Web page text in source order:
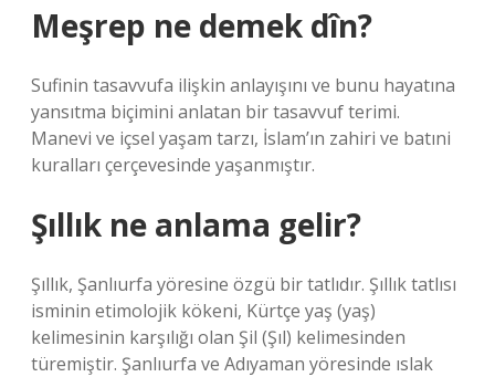
Meşrep ne demek dîn?
Sufinin tasavvufa ilişkin anlayışını ve bunu hayatına
yansıtma biçimini anlatan bir tasavvuf terimi.
Manevi ve içsel yaşam tarzı, İslam’ın zahiri ve batıni
kuralları çerçevesinde yaşanmıştır.
Şıllık ne anlama gelir?
Şıllık, Şanlıurfa yöresine özgü bir tatlıdır. Şıllık tatlısı
isminin etimolojik kökeni, Kürtçe yaş (yaş)
kelimesinin karşılığı olan Şil (Şıl) kelimesinden
türemiştir. Şanlıurfa ve Adıyaman yöresinde ıslak